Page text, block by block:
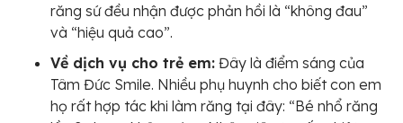
răng sứ đều nhận được phản hồi là “không đau”
và “hiệu quả cao”.
Về dịch vụ cho trẻ em: Đây là điểm sáng của
Tâm Đức Smile. Nhiều phụ huynh cho biết con em
họ rất hợp tác khi làm răng tại đây: “Bé nhổ răng